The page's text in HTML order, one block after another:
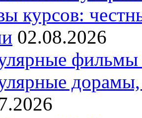
курсов:
02.08.2026
фильмы
дорамы,